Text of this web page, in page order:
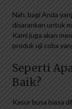
Nah, bagi Anda
disarankan untuk
Kami juga akan
produk uji coba
Seperti
Baik?
Kasur busa biasa